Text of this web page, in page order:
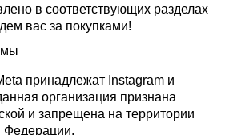
в соответствующих разделах
вас за покупками!
принадлежат Instagram и
организация признана
и запрещена на территории
Федерации.